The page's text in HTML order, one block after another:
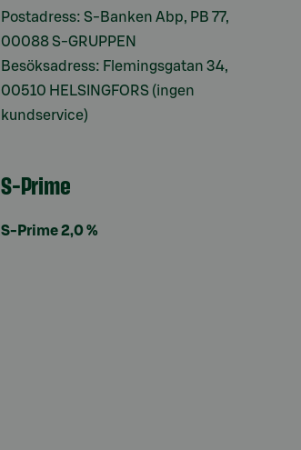
Postadress: S-Banken Abp, PB 77,
00088 S-GRUPPEN
Besöksadress: Flemingsgatan 34,
00510 HELSINGFORS (ingen
kundservice)
S-Prime
S-Prime 2,0 %